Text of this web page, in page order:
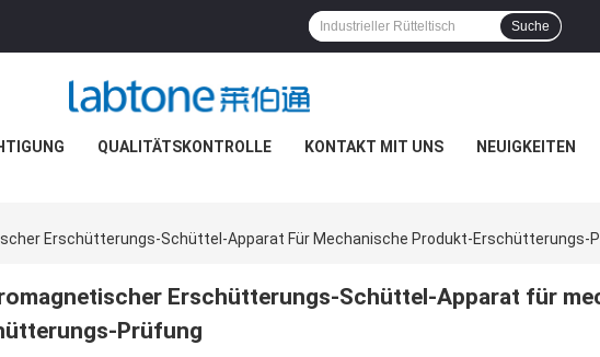
Suche
QUALITÄTSKONTROLLE KONTAKT MIT UNS NEUIGKEITEN
Erschütterungs-Schüttel-Apparat Für Mechanische Produkt-Erschütterungs-
Erschütterungs-Schüttel-Apparat für
Prüfung